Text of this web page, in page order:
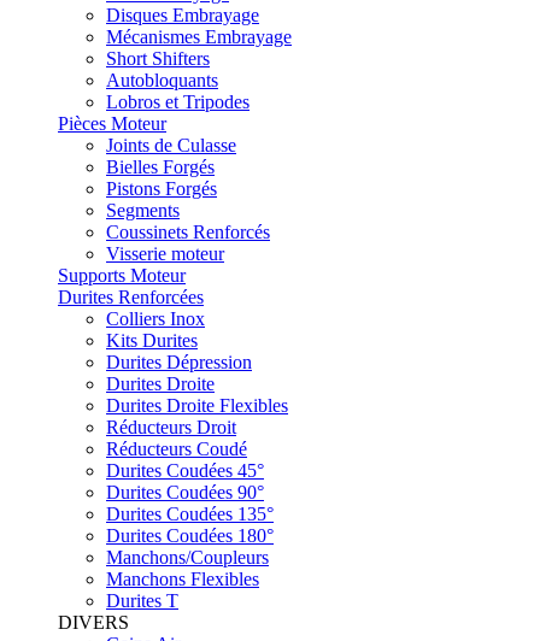
Disques Embrayage
Mécanismes Embrayage
Short Shifters
Autobloquants
Lobros et Tripodes
Pièces Moteur
Joints de Culasse
Bielles Forgés
Pistons Forgés
Segments
Coussinets Renforcés
Visserie moteur
Supports Moteur
Durites Renforcées
Colliers Inox
Kits Durites
Durites Dépression
Durites Droite
Durites Droite Flexibles
Réducteurs Droit
Réducteurs Coudé
Durites Coudées 45°
Durites Coudées 90°
Durites Coudées 135°
Durites Coudées 180°
Manchons/Coupleurs
Manchons Flexibles
Durites T
DIVERS